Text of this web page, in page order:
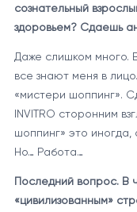
сознательный
здоровьем? Сдаешь
Даже слишком много.
все знают меня в
«мистери шоппинг».
INVITRO сторонним
шоппинг» это
Но… Работа…
Последний вопрос. В
«цивилизованным»